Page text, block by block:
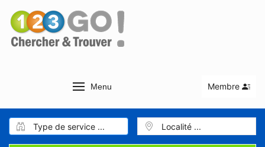
Menu Membre